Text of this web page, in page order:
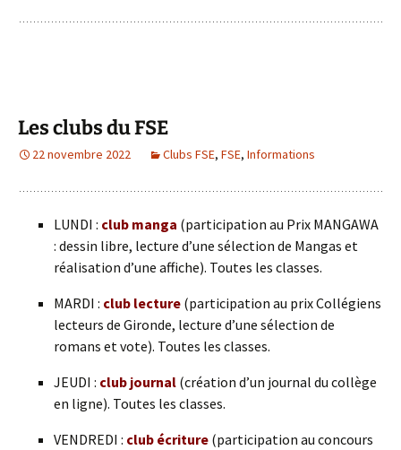
Les clubs du FSE
22 novembre 2022 Clubs FSE, FSE, Informations
LUNDI : club manga (participation au Prix MANGAWA
: dessin libre, lecture d’une sélection de Mangas et
réalisation d’une affiche). Toutes les classes.
MARDI : club lecture (participation au prix Collégiens
lecteurs de Gironde, lecture d’une sélection de
romans et vote). Toutes les classes.
JEUDI : club journal (création d’un journal du collège
en ligne). Toutes les classes.
VENDREDI : club écriture (participation au concours